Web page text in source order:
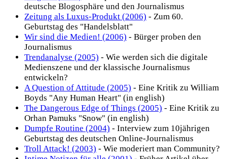
deutsche Blogosphäre und den Journalismus
Zeitung als Luxus-Produkt (2006) - Zum 60.
Geburtstag des "Handelsblatt"
Wir sind die Medien! (2006) - Bürger proben den
Journalismus
Trendanalyse (2005) - Wie werden sich die digitale
Medienszene und der klassische Journalismus
entwickeln?
A Question of Attitude (2005) - Eine Kritik zu William
Boyds "Any Human Heart" (in english)
The Dangerous Edge of Things (2005) - Eine Kritik zu
Orhan Pamuks "Snow" (in english)
Dumpfe Routine (2004) - Interview zum 10jährigen
Geburtstag des deutschen Online-Journalismus
Troll Attack! (2003) - Wie moderiert man Community?